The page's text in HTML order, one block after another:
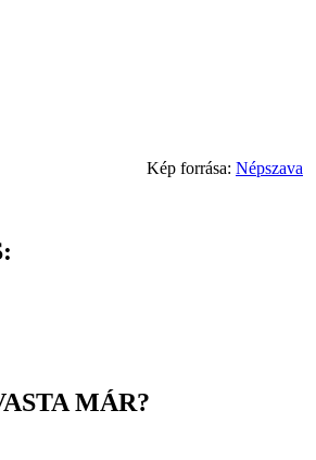
Kép forrása: Népszava
MÁR?